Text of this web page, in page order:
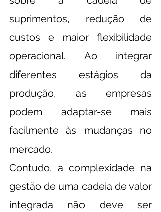
suprimentos, redução de
custos e maior flexibilidade
operacional. Ao integrar
diferentes estágios da
produção, as empresas
podem adaptar-se mais
facilmente às mudanças no
mercado.
Contudo, a complexidade na
gestão de uma cadeia de valor
integrada não deve ser